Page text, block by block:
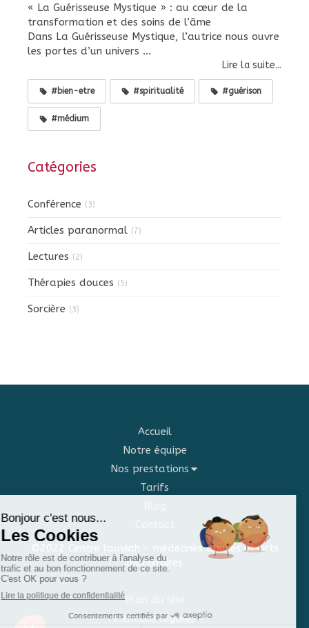
« La Guérisseuse Mystique » : au cœur de la
transformation et des soins de l’âme
Dans La Guérisseuse Mystique, l’autrice nous ouvre
les portes d’un univers ...
Lire la suite...
#bien-etre #spiritualité #guérison
#médium
Catégories
Conférence (3)
Articles paranormal (7)
Lectures (2)
Thérapies douces (5)
Sorcière (3)
Accueil
Notre équipe
Nos prestations
Tarifs
©2022 Centre lauviah - médecines douces et arts
divinatoires
Plan du site
Mentions légales